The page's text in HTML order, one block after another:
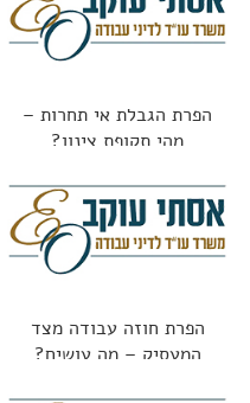
הפרת הגבלת אי תחרות –
מהי תקופת צינון?
הפרת חוזה עבודה מצד
המעסיק – מה עושים?